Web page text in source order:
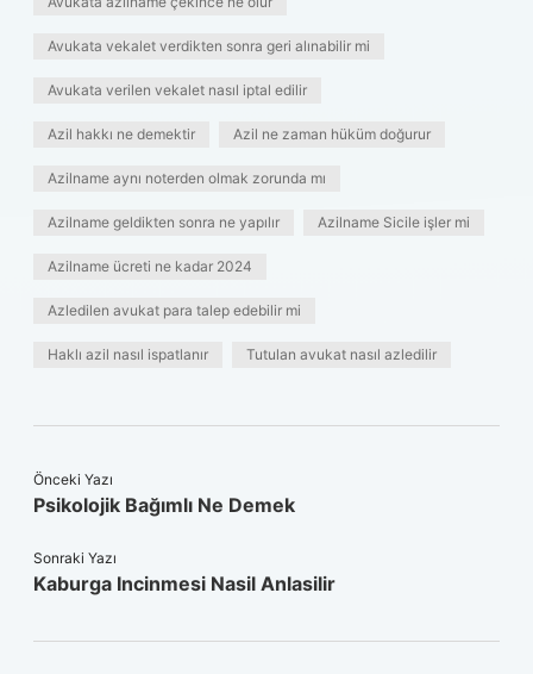
Avukata vekalet verdikten sonra geri alınabilir mi
Avukata verilen vekalet nasıl iptal edilir
Azil hakkı ne demektir Azil ne zaman hüküm doğurur
Azilname aynı noterden olmak zorunda mı
Azilname geldikten sonra ne yapılır Azilname Sicile işler mi
Azilname ücreti ne kadar 2024
Azledilen avukat para talep edebilir mi
Haklı azil nasıl ispatlanır Tutulan avukat nasıl azledilir
Önceki Yazı
Psikolojik Bağımlı Ne Demek
Sonraki Yazı
Kaburga Incinmesi Nasil Anlasilir